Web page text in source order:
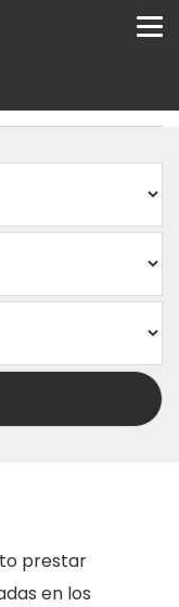
prestar
en los